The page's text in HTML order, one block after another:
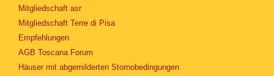
Mitgliedschaft asr
Mitgliedschaft Terre di Pisa
Empfehlungen
AGB Toscana Forum
Häuser mit abgemilderten Stornobedingungen